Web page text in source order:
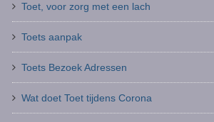
Toet, voor zorg met een lach
Toets aanpak
Toets Bezoek Adressen
Wat doet Toet tijdens Corona